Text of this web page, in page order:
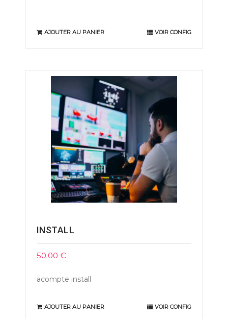
AJOUTER AU PANIER VOIR CONFIG
INSTALL
50.00 €
acompte install
AJOUTER AU PANIER VOIR CONFIG